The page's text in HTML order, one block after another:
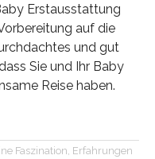
Erstausstattung
auf die
und gut
Sie und Ihr Baby
Reise haben.
Faszination, Erfahrungen